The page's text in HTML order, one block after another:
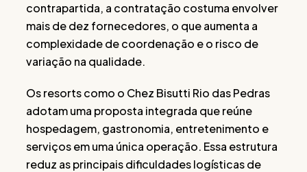
contrapartida, a contratação costuma envolver
mais de dez fornecedores, o que aumenta a
complexidade de coordenação e o risco de
variação na qualidade.
Os resorts como o Chez Bisutti Rio das Pedras
adotam uma proposta integrada que reúne
hospedagem, gastronomia, entretenimento e
serviços em uma única operação. Essa estrutura
reduz as principais dificuldades logísticas de